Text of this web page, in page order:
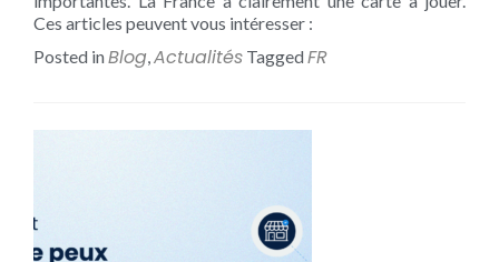
Ces articles peuvent vous intéresser :
Posted inBlog,Actualités TaggedFR